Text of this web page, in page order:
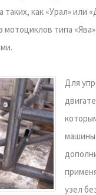
таких, как «Урал»
мотоциклов типа
Для
машины
узел